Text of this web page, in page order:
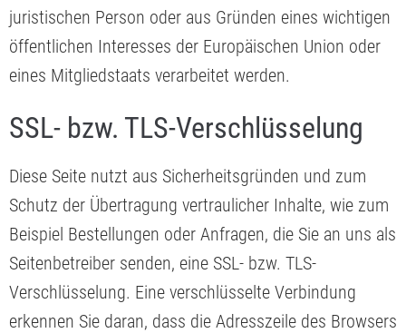
juristischen Person oder aus Gründen eines wichtigen
öffentlichen Interesses der Europäischen Union oder
eines Mitgliedstaats verarbeitet werden.
SSL- bzw. TLS-Verschlüsselung
Diese Seite nutzt aus Sicherheitsgründen und zum
Schutz der Übertragung vertraulicher Inhalte, wie zum
Beispiel Bestellungen oder Anfragen, die Sie an uns als
Seitenbetreiber senden, eine SSL- bzw. TLS-
Verschlüsselung. Eine verschlüsselte Verbindung
erkennen Sie daran, dass die Adresszeile des Browsers